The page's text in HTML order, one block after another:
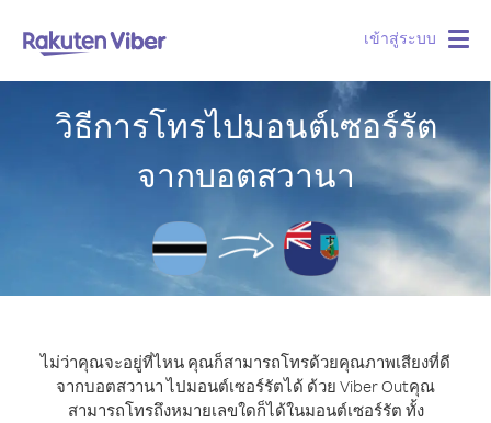
เข้าสู่ระบบ
วิธีการโทรไปมอนต์เซอร์รัต
จากบอตสวานา
ไม่ว่าคุณจะอยู่ที่ไหน คุณก็สามารถโทรด้วยคุณภาพเสียงที่ดี
จากบอตสวานา ไปมอนต์เซอร์รัตได้ ด้วย Viber Outคุณ
สามารถโทรถึงหมายเลขใดก็ได้ในมอนต์เซอร์รัต ทั้ง